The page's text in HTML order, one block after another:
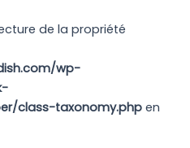
de la propriété
wp-
class-taxonomy.php en